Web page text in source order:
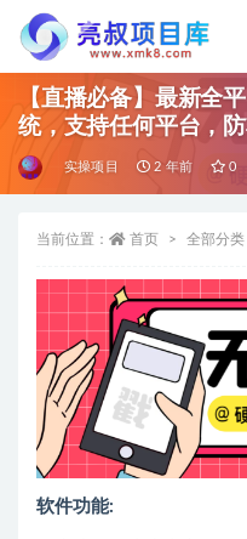
【直播必备】最新全
统，支持任何平台，
件+使用教程】
实操项目 2 年前 0
当前位置： 首页 全部分类
软件功能: